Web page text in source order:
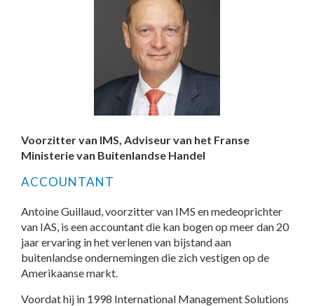
Voorzitter van IMS, Adviseur van het Franse
Ministerie van Buitenlandse Handel
ACCOUNTANT
Antoine Guillaud, voorzitter van IMS en medeoprichter
van IAS, is een accountant die kan bogen op meer dan 20
jaar ervaring in het verlenen van bijstand aan
buitenlandse ondernemingen die zich vestigen op de
Amerikaanse markt.
Voordat hij in 1998 International Management Solutions